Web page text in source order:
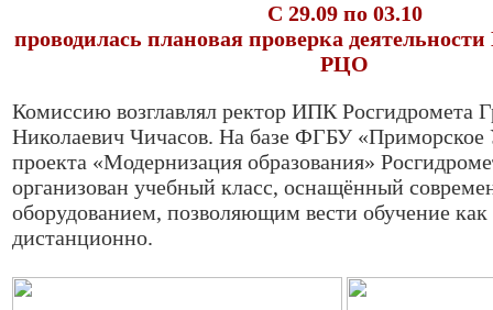
С 29.09 по 03.10
проводилась плановая проверка деятельности
РЦО
Комиссию возглавлял ректор ИПК Росгидромета
Николаевич Чичасов. На базе ФГБУ
проекта «Модернизация образования»
организован учебный класс, оснащённый
оборудованием, позволяющим вести обучение как
дистанционно.